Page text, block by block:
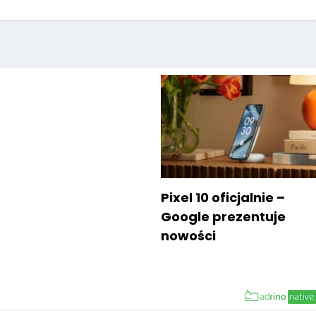
Pixel 10 oficjalnie –
Google prezentuje
nowości